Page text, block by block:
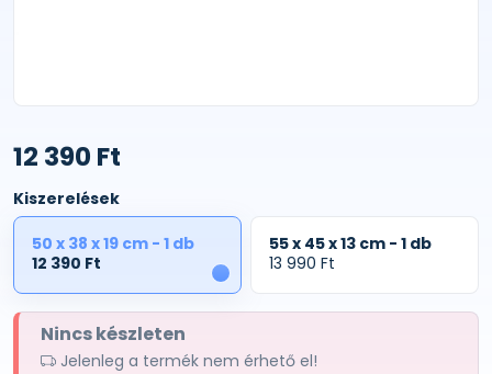
12 390 Ft
Kiszerelések
1
50 x 38 x 19 cm - 1 db
12 390 Ft
55 x 45 x 13 cm - 1 db
13 990 Ft
Nincs készleten
Jelenleg a termék nem érhető el!